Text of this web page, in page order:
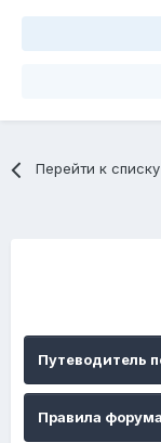
Перейти к
Путеводитель
Правила